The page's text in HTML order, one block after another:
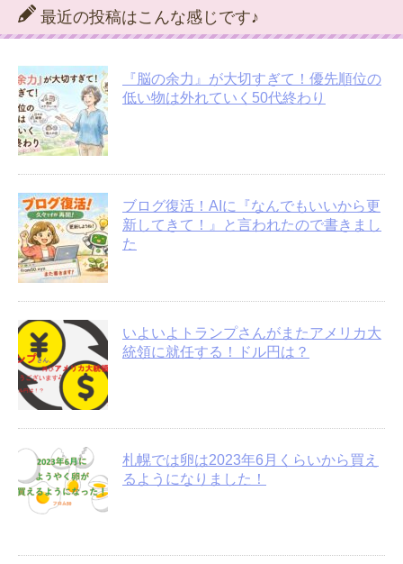
最近の投稿はこんな感じです♪
『脳の余力』が大切すぎて！優先順位の
低い物は外れていく50代終わり
ブログ復活！AIに『なんでもいいから更
新してきて！』と言われたので書きまし
た
いよいよトランプさんがまたアメリカ大
統領に就任する！ドル円は？
札幌では卵は2023年6月くらいから買え
るようになりました！